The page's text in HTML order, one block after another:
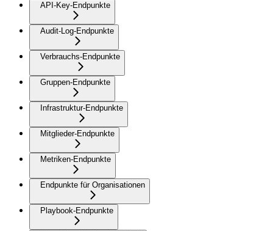
API-Key-Endpunkte
Audit-Log-Endpunkte
Verbrauchs-Endpunkte
Gruppen-Endpunkte
Infrastruktur-Endpunkte
Mitglieder-Endpunkte
Metriken-Endpunkte
Endpunkte für Organisationen
Playbook-Endpunkte